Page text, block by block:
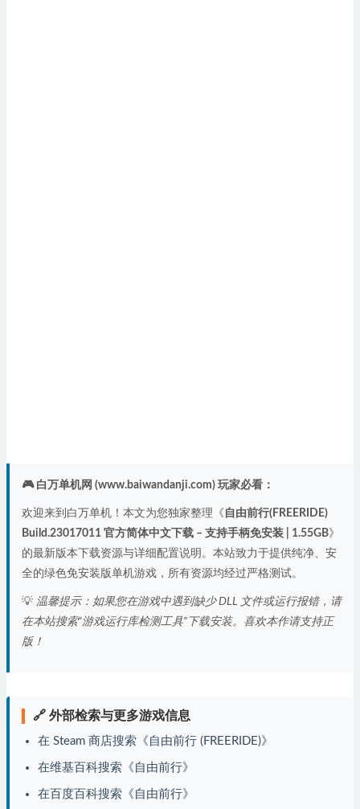
🎮 白万单机网 (www.baiwandanji.com) 玩家必看：
欢迎来到白万单机！本文为您独家整理《 自由前行(FREERIDE)
Build.23017011 官方简体中文下载 – 支持手柄免安装 | 1.55GB》
的最新版本下载资源与详细配置说明。本站致力于提供纯净、安
全的绿色免安装版单机游戏，所有资源均经过严格测试。
💡 温馨提示：如果您在游戏中遇到缺少 DLL 文件或运行报错，请
在本站搜索“游戏运行库检测工具”下载安装。喜欢本作请支持正
版！
🔗 外部检索与更多游戏信息
在 Steam 商店搜索《自由前行 (FREERIDE)》
在维基百科搜索《自由前行》
在百度百科搜索《自由前行》